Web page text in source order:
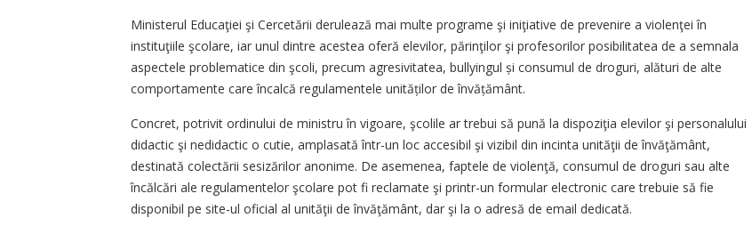
Ministerul Educaţiei şi Cercetării derulează mai multe programe şi iniţiative de prevenire a violenţei în
instituţiile şcolare, iar unul dintre acestea oferă elevilor, părinţilor şi profesorilor posibilitatea de a semnala
aspectele problematice din şcoli, precum agresivitatea, bullyingul și consumul de droguri, alături de alte
comportamente care încalcă regulamentele unităților de învățământ.
Concret, potrivit ordinului de ministru în vigoare, şcolile ar trebui să pună la dispoziţia elevilor şi personalului
didactic şi nedidactic o cutie, amplasată într-un loc accesibil şi vizibil din incinta unităţii de învăţământ,
destinată colectării sesizărilor anonime. De asemenea, faptele de violenţă, consumul de droguri sau alte
încălcări ale regulamentelor şcolare pot fi reclamate şi printr-un formular electronic care trebuie să fie
disponibil pe site-ul oficial al unităţii de învăţământ, dar şi la o adresă de email dedicată.